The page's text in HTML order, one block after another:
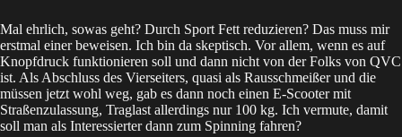
Mal ehrlich, sowas geht? Durch Sport Fett reduzieren? Das muss mir
erstmal einer beweisen. Ich bin da skeptisch. Vor allem, wenn es auf
Knopfdruck funktionieren soll und dann nicht von der Folks von QVC
ist. Als Abschluss des Vierseiters, quasi als Rausschmeißer und die
müssen jetzt wohl weg, gab es dann noch einen E-Scooter mit
Straßenzulassung, Traglast allerdings nur 100 kg. Ich vermute, damit
soll man als Interessierter dann zum Spinning fahren?